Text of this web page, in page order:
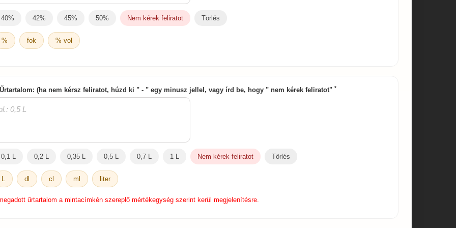
40% 42% 45% 50% Nem kérek feliratot Törlés
% fok % vol
(ha nem kérsz feliratot, húzd ki " - " egy minusz jellel, vagy írd be, hogy " nem kérek feliratot" *
0,1 L 0,2 L 0,35 L 0,5 L 0,7 L 1 L Nem kérek feliratot Törlés
L dl cl ml liter
űrtartalom a mintacímkén szereplő mértékegység szerint kerül megjelenítésre.